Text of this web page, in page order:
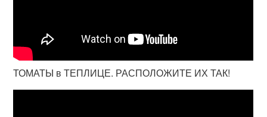
ТОМАТЫ в ТЕПЛИЦЕ. РАСПОЛОЖИТЕ ИХ ТАК!